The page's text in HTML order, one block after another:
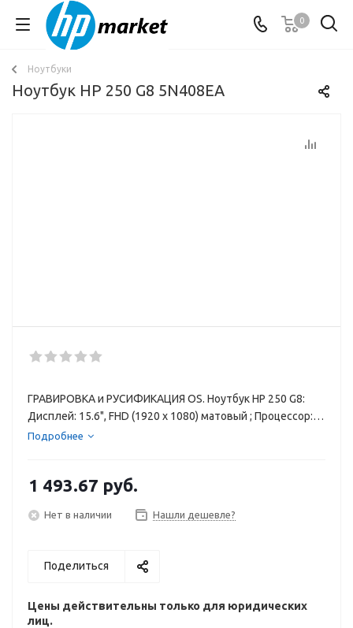
0
Ноутбуки
Ноутбук HP 250 G8 5N408EA
ГРАВИРОВКА и РУСИФИКАЦИЯ OS. Ноутбук HP 250 G8:
Дисплей: 15.6", FHD (1920 x 1080) матовый ; Процессор:
Intel® Core™ i5- 1115G4; Оперативная память: 8 гб DDR4;
Подробнее
1 493.67 руб.
Нет в наличии Нашли дешевле?
Поделиться
Цены действительны только для юридических
лиц.